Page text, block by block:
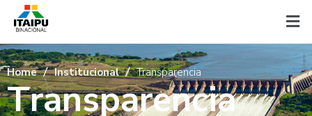
Home Institucional Transparencia
Transparencia